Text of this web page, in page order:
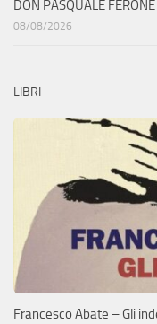
DON PASQUALE
08/08/2026
LIBRI
Francesco Abate – Gli